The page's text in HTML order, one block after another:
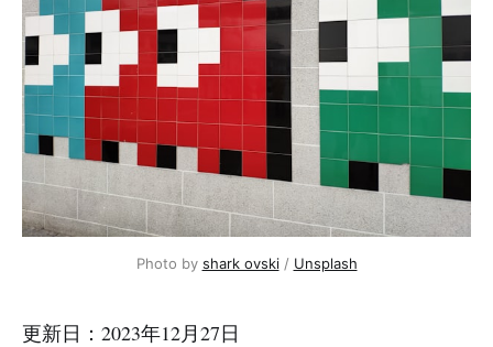
Photo by shark ovski / Unsplash
更新日：2023年12月27日